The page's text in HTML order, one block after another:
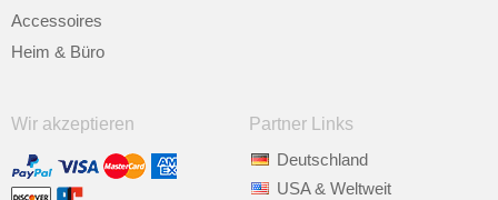
Accessoires
Heim & Büro
Wir akzeptieren
Partner Links
Deutschland
USA & Weltweit